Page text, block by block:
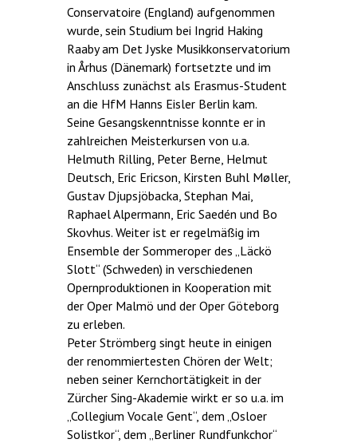
Conservatoire (England) aufgenommen
wurde, sein Studium bei Ingrid Haking
Raaby am Det Jyske Musikkonservatorium
in Århus (Dänemark) fortsetzte und im
Anschluss zunächst als Erasmus-Student
an die HfM Hanns Eisler Berlin kam.
Seine Gesangskenntnisse konnte er in
zahlreichen Meisterkursen von u.a.
Helmuth Rilling, Peter Berne, Helmut
Deutsch, Eric Ericson, Kirsten Buhl Møller,
Gustav Djupsjöbacka, Stephan Mai,
Raphael Alpermann, Eric Saedén und Bo
Skovhus. Weiter ist er regelmäßig im
Ensemble der Sommeroper des „Läckö
Slott“ (Schweden) in verschiedenen
Opernproduktionen in Kooperation mit
der Oper Malmö und der Oper Göteborg
zu erleben.
Peter Strömberg singt heute in einigen
der renommiertesten Chören der Welt;
neben seiner Kernchortätigkeit in der
Zürcher Sing-Akademie wirkt er so u.a. im
„Collegium Vocale Gent“, dem „Osloer
Solistkor“, dem „Berliner Rundfunkchor“